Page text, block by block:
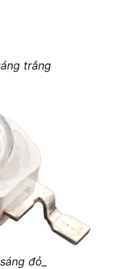
trắng
đỏ_